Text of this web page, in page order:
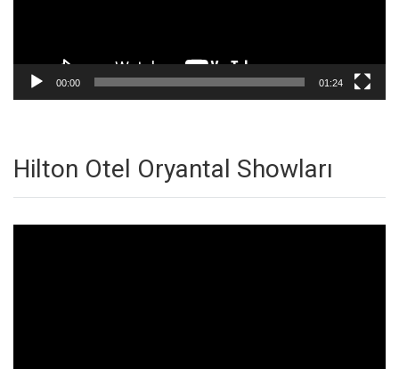
00:00 01:24
Hilton Otel Oryantal Showları